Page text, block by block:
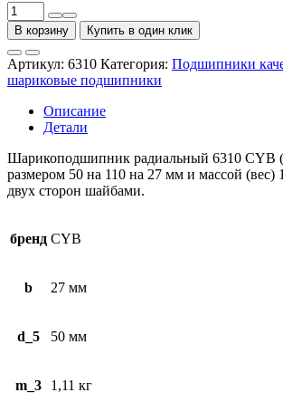
Количество
товара
Подшипник
шариковый
радиальный
6310
CYB
(аналог
В корзину Купить в один клик
Артикул: 6310 Категория: Подшипники
шариковые подшипники
Описание
Детали
Шарикоподшипник радиальный 6310 CYB
размером 50 на 110 на 27 мм и массой (вес)
двух сторон шайбами.
бренд CYB
b 27 мм
d_5 50 мм
m_3 1,11 кг